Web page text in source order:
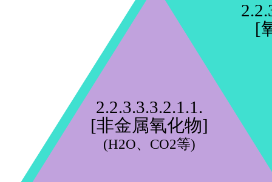
[
2.2.3.3.3.2.1.1.
[非金属氧化物]
(H2O、CO2等)